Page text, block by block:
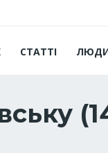
СТАТТІ